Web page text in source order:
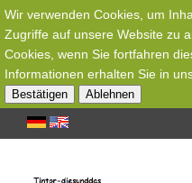
Wir verwenden Cookies, um
Zugriffe auf unsere Website zu
Cookies, wenn Sie fortfahren
Informationen erhalten Sie in
Bestätigen Ablehnen